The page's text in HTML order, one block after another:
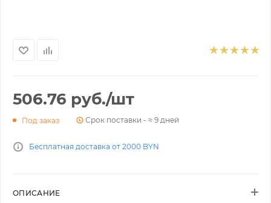
506.76 руб./шт
Под заказ Срок поставки - ≈ 9 дней
Бесплатная доставка от 2000 BYN
ОПИСАНИЕ